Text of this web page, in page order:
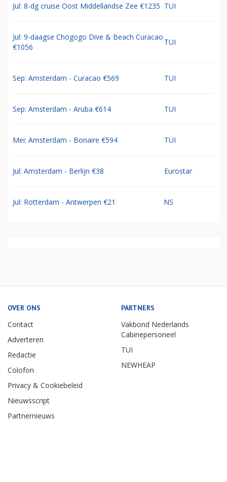
Jul: 8-dg cruise Oost Middellandse Zee €1235 TUI
Jul: 9-daagse Chogogo Dive & Beach Curacao
€1056
TUI
Sep: Amsterdam - Curacao €569 TUI
Sep: Amsterdam - Aruba €614 TUI
Mei: Amsterdam - Bonaire €594 TUI
Jul: Amsterdam - Berlijn €38 Eurostar
Jul: Rotterdam - Antwerpen €21 NS
OVER ONS
Contact
Adverteren
Redactie
Colofon
Privacy & Cookiebeleid
Nieuwsscript
Partnernieuws
PARTNERS
Vakbond Nederlands
Cabinepersoneel
TUI
NEWHEAP